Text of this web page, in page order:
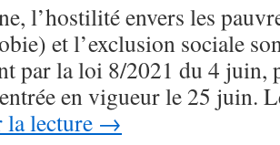
l’hostilité envers les
et l’exclusion sociale
par la loi 8/2021 du 4 juin,
en vigueur le 25 juin.
lecture →